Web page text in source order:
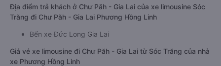
Địa điểm trả khách ở Chư Păh - Gia Lai của xe limousine Sóc
Trăng đi Chư Păh - Gia Lai Phương Hồng Linh
Bến xe Đức Long Gia Lai
Giá vé xe limousine đi Chư Păh - Gia Lai từ Sóc Trăng của nhà
xe Phương Hồng Linh